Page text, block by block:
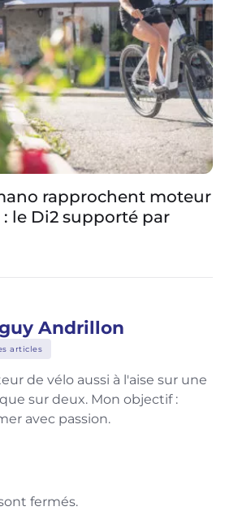
: un prototype de
intégrée qui
vitesses
Andrillon
articles
de vélo aussi à l'aise sur une
sur deux. Mon objectif :
avec passion.
fermés.